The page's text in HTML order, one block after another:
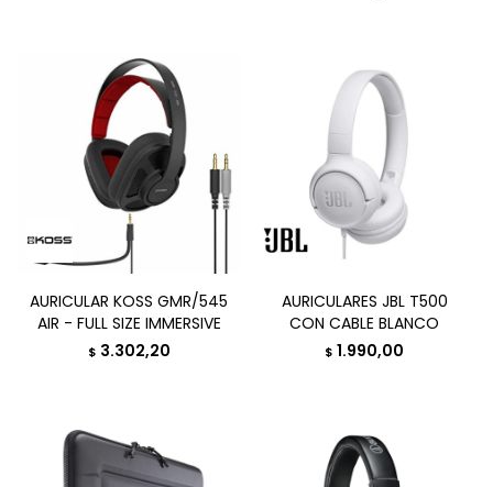
AURICULAR KOSS GMR/545
AIR - FULL SIZE IMMERSIVE
$ 3.302,20
AURICULARES JBL T500
CON CABLE BLANCO
$ 1.990,00